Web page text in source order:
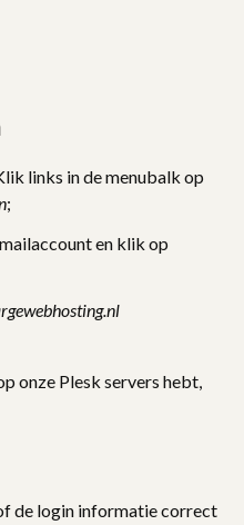
links in de menubalk op
;
en klik op
onze Plesk servers hebt,
de login informatie correct